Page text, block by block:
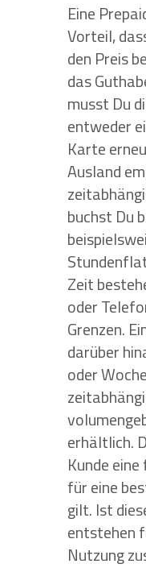
Eine
Vorteil,
den Preis
das
musst Du
entweder
Karte
Ausland
buchst Du
Zeit
oder
Grenzen.
darüber
oder
erhältlich.
Kunde
für eine
gilt. Ist
entstehen
Nutzung